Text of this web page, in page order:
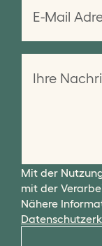
Mit der
mit der
Nähere